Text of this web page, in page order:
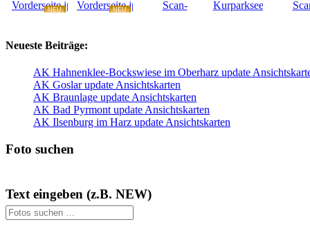
NEU
NEU
Neueste Beiträge:
AK Hahnenklee-Bockswiese im Oberharz update
AK Goslar update Ansichtskarten
AK Braunlage update Ansichtskarten
AK Bad Pyrmont update Ansichtskarten
AK Ilsenburg im Harz update Ansichtskarten
Foto suchen
Text eingeben (z.B. NEW)